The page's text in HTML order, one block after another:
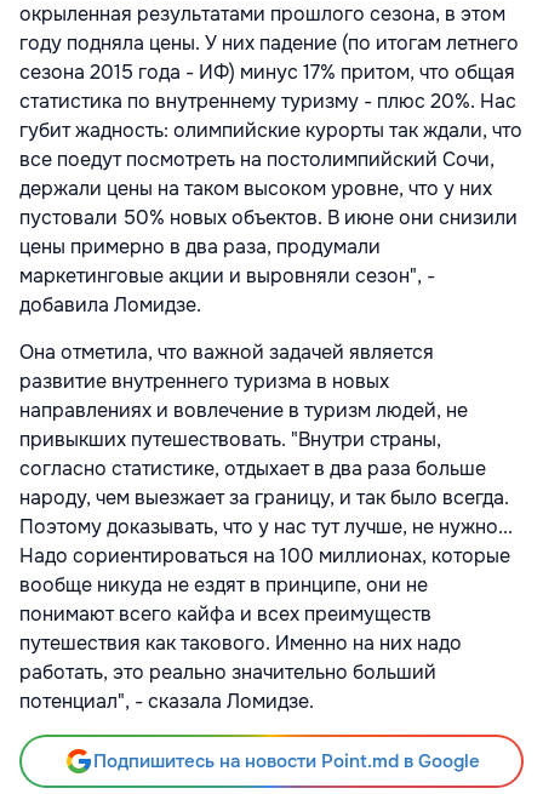
окрыленная результатами прошлого сезона, в этом
году подняла цены. У них падение (по итогам летнего
сезона 2015 года - ИФ) минус 17% притом, что общая
статистика по внутреннему туризму - плюс 20%. Нас
губит жадность: олимпийские курорты так ждали, что
все поедут посмотреть на постолимпийский Сочи,
держали цены на таком высоком уровне, что у них
пустовали 50% новых объектов. В июне они снизили
цены примерно в два раза, продумали
маркетинговые акции и выровняли сезон", -
добавила Ломидзе.
Она отметила, что важной задачей является
развитие внутреннего туризма в новых
направлениях и вовлечение в туризм людей, не
привыкших путешествовать. "Внутри страны,
согласно статистике, отдыхает в два раза больше
народу, чем выезжает за границу, и так было всегда.
Поэтому доказывать, что у нас тут лучше, не нужно...
Надо сориентироваться на 100 миллионах, которые
вообще никуда не ездят в принципе, они не
понимают всего кайфа и всех преимуществ
путешествия как такового. Именно на них надо
работать, это реально значительно больший
потенциал", - сказала Ломидзе.
Подпишитесь на новости Point.md в Google